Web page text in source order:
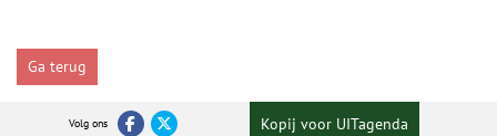
Ga terug
Volg ons Kopij voor UITagenda